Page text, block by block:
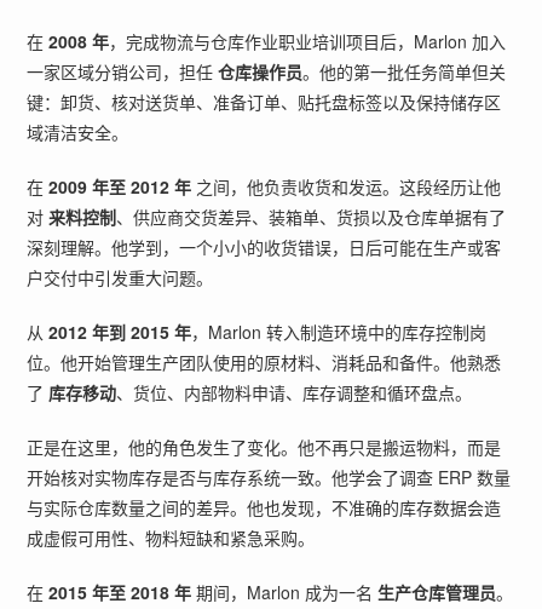
在2008 年，完成物流与仓库作业职业培训项目后，Marlon 加入
一家区域分销公司，担任仓库操作员。他的第一批任务简单但关
键：卸货、核对送货单、准备订单、贴托盘标签以及保持储存区
域清洁安全。
在2009 年至 2012 年 之间，他负责收货和发运。这段经历让他
对来料控制、供应商交货差异、装箱单、货损以及仓库单据有了
深刻理解。他学到，一个小小的收货错误，日后可能在生产或客
户交付中引发重大问题。
从2012 年到 2015 年，Marlon 转入制造环境中的库存控制岗
位。他开始管理生产团队使用的原材料、消耗品和备件。他熟悉
了 库存移动、货位、内部物料申请、库存调整和循环盘点。
正是在这里，他的角色发生了变化。他不再只是搬运物料，而是
开始核对实物库存是否与库存系统一致。他学会了调查 ERP 数量
与实际仓库数量之间的差异。他也发现，不准确的库存数据会造
成虚假可用性、物料短缺和紧急采购。
在2015 年至 2018 年 期间，Marlon 成为一名生产仓库管理员。